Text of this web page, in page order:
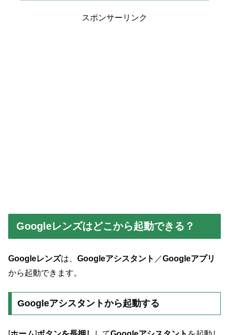
スポンサーリンク
Googleレンズはどこから起動できる？
Googleレンズは、 Googleアシスタント ／Googleアプリ
から起動できます。
Googleアシスタントから起動する